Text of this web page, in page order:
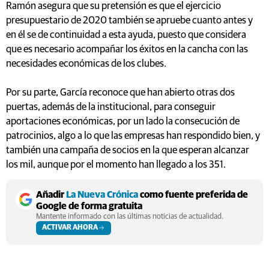
Ramón asegura que su pretensión es que el ejercicio
presupuestario de 2020 también se apruebe cuanto antes y
en él se de continuidad a esta ayuda, puesto que considera
que es necesario acompañar los éxitos en la cancha con las
necesidades económicas de los clubes.
Por su parte, García reconoce que han abierto otras dos
puertas, además de la institucional, para conseguir
aportaciones económicas, por un lado la consecución de
patrocinios, algo a lo que las empresas han respondido bien, y
también una campaña de socios en la que esperan alcanzar
los mil, aunque por el momento han llegado a los 351.
AñadirLa Nueva Crónicacomo fuente preferida de
Google de forma gratuita
Mantente informado con las últimas noticias de actualidad.
ACTIVAR AHORA